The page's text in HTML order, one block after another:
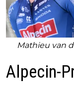
Mathieu van
Alpecin-